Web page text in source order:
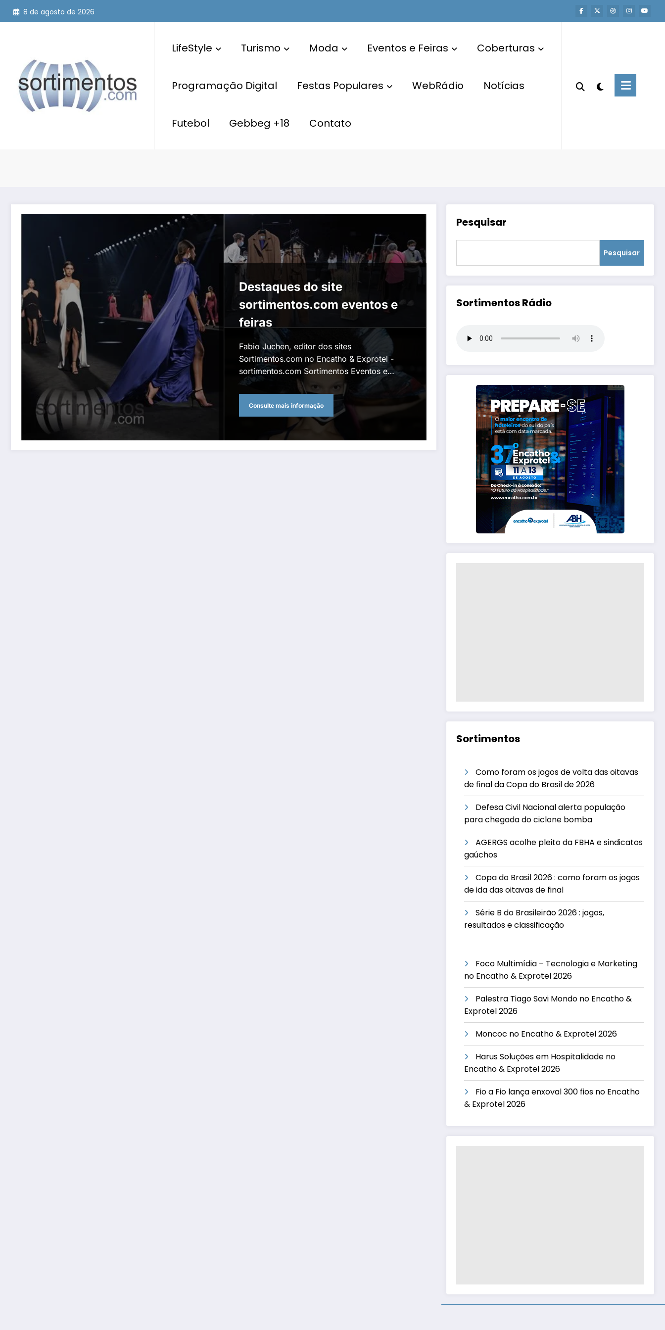
Pular
para
8 de agosto de 2026
LifeStyle Turismo Moda Eventos e Feiras Coberturas
Programação Digital Festas Populares WebRádio Notícias
Futebol Gebbeg +18 Contato
Destaques do site
sortimentos.com eventos e
feiras
Fabio Juchen, editor dos sites
Sortimentos.com no Encatho & Exprotel -
sortimentos.com Sortimentos Eventos e…
Consulte mais informação
Pesquisar
Pesquisar
Sortimentos Rádio
Sortimentos
Como foram os jogos de volta das oitavas
de final da Copa do Brasil de 2026
Defesa Civil Nacional alerta população
para chegada do ciclone bomba
AGERGS acolhe pleito da FBHA e sindicatos
gaúchos
Copa do Brasil 2026 : como foram os jogos
de ida das oitavas de final
Série B do Brasileirão 2026 : jogos,
resultados e classificação
Foco Multimídia – Tecnologia e Marketing
no Encatho & Exprotel 2026
Palestra Tiago Savi Mondo no Encatho &
Exprotel 2026
Moncoc no Encatho & Exprotel 2026
Harus Soluções em Hospitalidade no
Encatho & Exprotel 2026
Fio a Fio lança enxoval 300 fios no Encatho
& Exprotel 2026